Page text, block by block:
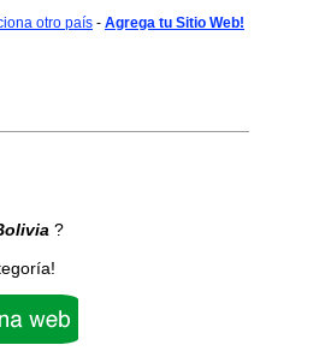
otro país - Agrega tu Sitio Web!
?